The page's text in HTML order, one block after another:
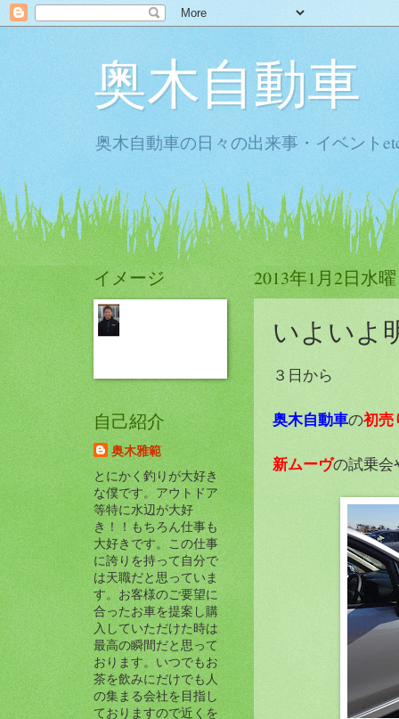
奥木自動車
奥木自動車の日々の出来事・イベント
2013年1月2日水
いよいよ
３日から
奥木自動車の初売
新ムーヴの試乗会
イメージ
自己紹介
奥木雅範
とにかく釣りが大好き
な僕です。アウトドア
等特に水辺が大好
き！！もちろん仕事も
大好きです。この仕事
に誇りを持って自分で
は天職だと思っていま
す。お客様のご要望に
合ったお車を提案し購
入していただけた時は
最高の瞬間だと思って
おります。いつでもお
茶を飲みにだけでも人
の集まる会社を目指し
ておりますので近くを